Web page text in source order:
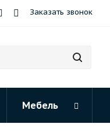
Заказать звонок
Мебель